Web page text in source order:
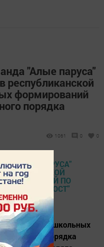
"Алые паруса"
республиканской
формирований
порядка
1061 0 0
и школьных
порядка